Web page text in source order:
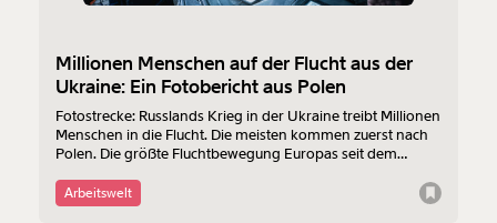
Millionen Menschen auf der Flucht aus der
Ukraine: Ein Fotobericht aus Polen
Fotostrecke: Russlands Krieg in der Ukraine treibt Millionen
Menschen in die Flucht. Die meisten kommen zuerst nach
Polen. Die größte Fluchtbewegung Europas seit dem
Arbeitswelt